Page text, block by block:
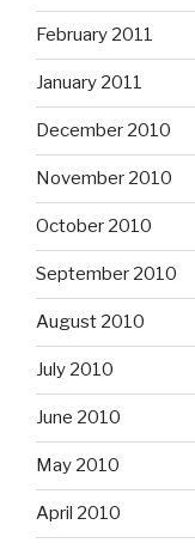
February 2011
January 2011
December 2010
November 2010
October 2010
September 2010
August 2010
July 2010
June 2010
May 2010
April 2010